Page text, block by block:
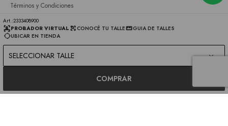
2333408900
PROBADOR VIRTUAL
CONOCÉ TU TALLE
GUIA DE TALLES
UBICAR EN TIENDA
SELECCIONAR TALLE
COMPRAR
Términos y Condiciones
GIFT CARD
Empresa
Sobre nosotros
Únete a nuestro equipo